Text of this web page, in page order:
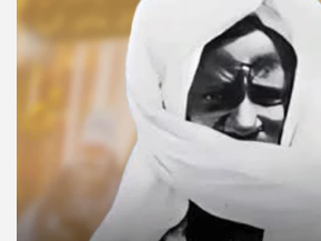
© Copyright 2025, APS